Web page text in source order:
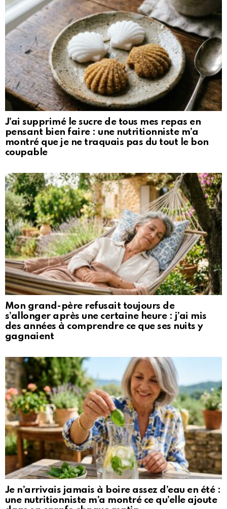
J’ai supprimé le sucre de tous mes repas en
pensant bien faire : une nutritionniste m’a
montré que je ne traquais pas du tout le bon
coupable
Mon grand-père refusait toujours de
s’allonger après une certaine heure : j’ai mis
des années à comprendre ce que ses nuits y
gagnaient
Je n’arrivais jamais à boire assez d’eau en été :
une nutritionniste m’a montré ce qu’elle ajoute